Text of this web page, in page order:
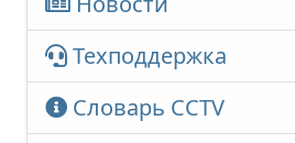
Техподдержка
Словарь CCTV